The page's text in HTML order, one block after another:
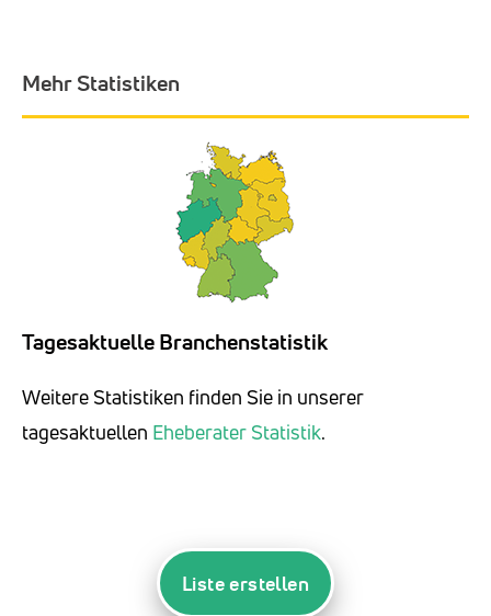
Mehr Statistiken
Tagesaktuelle Branchenstatistik
Weitere Statistiken finden Sie in unserer
tagesaktuellen Eheberater Statistik.
Liste erstellen